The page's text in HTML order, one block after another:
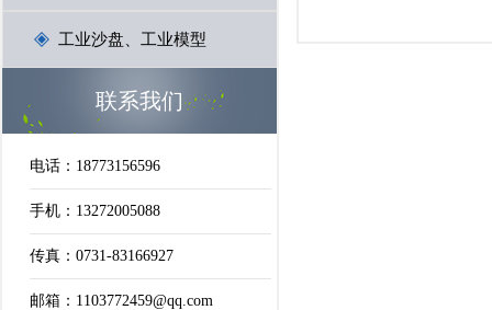
工业沙盘、工业模型
联系我们
电话：18773156596
手机：13272005088
传真：0731-83166927
邮箱：1103772459@qq.com